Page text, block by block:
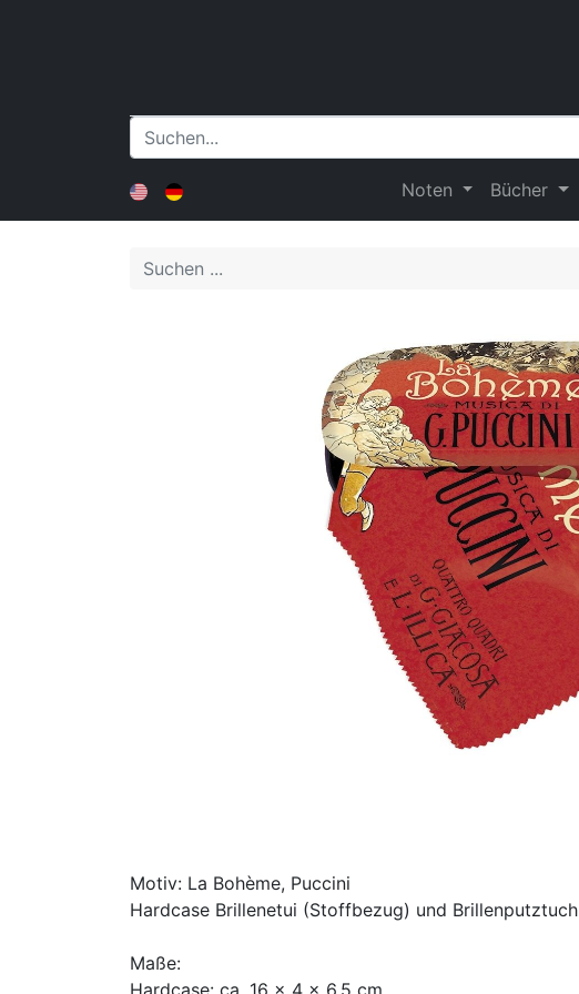
Noten Bücher
Motiv: La Bohème, Puccini
Hardcase Brillenetui (Stoffbezug) und
Maße:
Hardcase: ca. 16 x 4 x 6,5 cm